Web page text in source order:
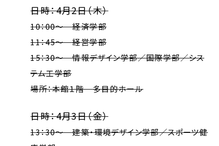
日時：4月2日（木）
10：00～ 経済学部
11：45～ 経営学部
15：30～ 情報デザイン学部／国際学部／シス
テム工学部
場所：本館１階 多目的ホール
日時：4月3日（金）
13：30～ 建築・環境デザイン学部／スポーツ健